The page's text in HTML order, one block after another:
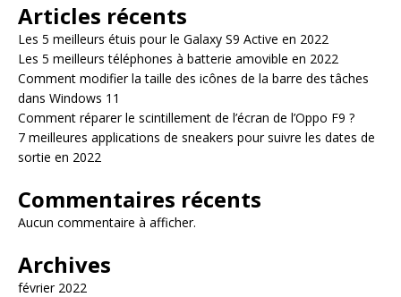
Articles récents
Les 5 meilleurs étuis pour le Galaxy S9 Active en 2022
Les 5 meilleurs téléphones à batterie amovible en 2022
Comment modifier la taille des icônes de la barre des tâches
dans Windows 11
Comment réparer le scintillement de l’écran de l’Oppo F9 ?
7 meilleures applications de sneakers pour suivre les dates de
sortie en 2022
Commentaires récents
Aucun commentaire à afficher.
Archives
février 2022